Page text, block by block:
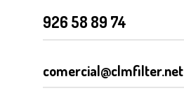
926 58 89 74
comercial@clmfilter.net